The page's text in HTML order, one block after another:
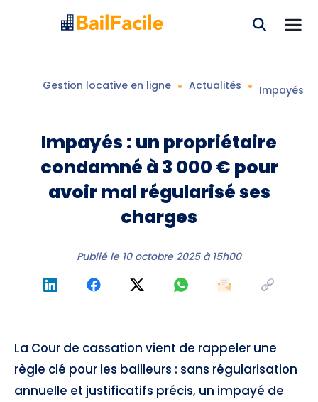
Gestion locative en ligne Actualités Impayés :
Impayés : un propriétaire
condamné à 3 000 € pour
avoir mal régularisé ses
charges
Publié le 10 octobre 2025 à 15h00
La Cour de cassation vient de rappeler une
règle clé pour les bailleurs : sans régularisation
annuelle et justificatifs précis, un impayé de